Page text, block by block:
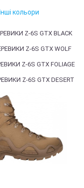
Інші кольори